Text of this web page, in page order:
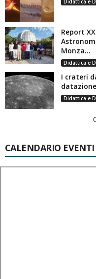
Didattica e
Report
Monza...
Didattica e
I crateri
datazione
Didattica e
CALENDARIO